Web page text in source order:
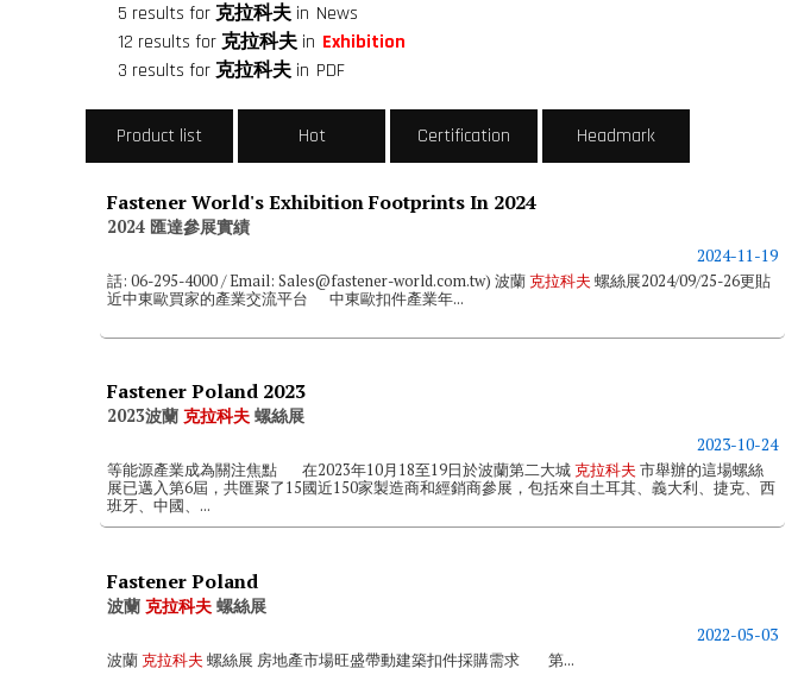
5 results for克拉科夫in News
12 results for克拉科夫in Exhibition
3 results for克拉科夫in PDF
Product list Hot Certification Headmark
Fastener World's Exhibition Footprints In 2024
2024 匯達參展實績
2024-11-19
話: 06-295-4000 / Email: Sales@fastener-world.com.tw) 波蘭克拉科夫 螺絲展2024/09/25-26更貼
近中東歐買家的產業交流平台 中東歐扣件產業年...
Fastener Poland 2023
2023波蘭克拉科夫 螺絲展
2023-10-24
等能源產業成為關注焦點 在2023年10月18至19日於波蘭第二大城克拉科夫市舉辦的這場螺絲
展已邁入第6屆，共匯聚了15國近150家製造商和經銷商參展，包括來自土耳其、義大利、捷克、西
班牙、中國、...
Fastener Poland
波蘭克拉科夫 螺絲展
2022-05-03
波蘭克拉科夫 螺絲展 房地產市場旺盛帶動建築扣件採購需求 第...